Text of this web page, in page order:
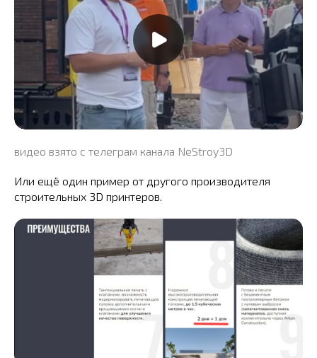
видео взято с телеграм канала NeStroy3D
Или ещё один пример от другого производителя
строительных 3D принтеров.